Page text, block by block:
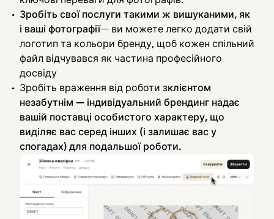
Зробіть свої послуги такими ж вишуканими, як
і ваші фотографії— ви можете легко додати свій
логотип та кольори бренду, щоб кожен спільний
файл відчувався як частина професійного
досвіду
Зробіть враження від роботи зклієнтом
незабутнім — індивідуальний брендинг надає
вашій поставці особистого характеру, що
виділяє вас серед інших (і залишає вас у
спогадах) для подальшої роботи.